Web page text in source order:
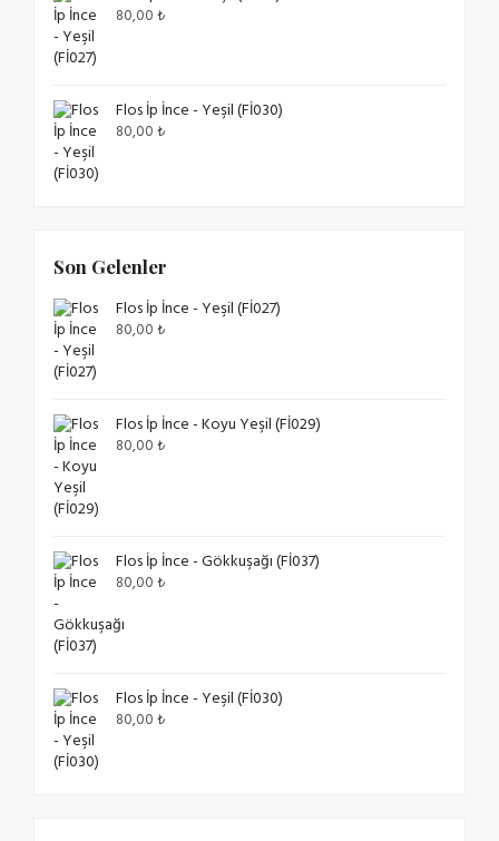
80,00₺
Flos İp İnce - Yeşil (Fİ030)
80,00₺
Son Gelenler
Flos İp İnce - Yeşil (Fİ027)
80,00₺
Flos İp İnce - Koyu Yeşil (Fİ029)
80,00₺
Flos İp İnce - Gökkuşağı (Fİ037)
80,00₺
Flos İp İnce - Yeşil (Fİ030)
80,00₺